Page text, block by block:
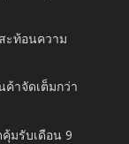
ะท้อนความ
าจัดเต็มกว่า
มรับเดือน 9